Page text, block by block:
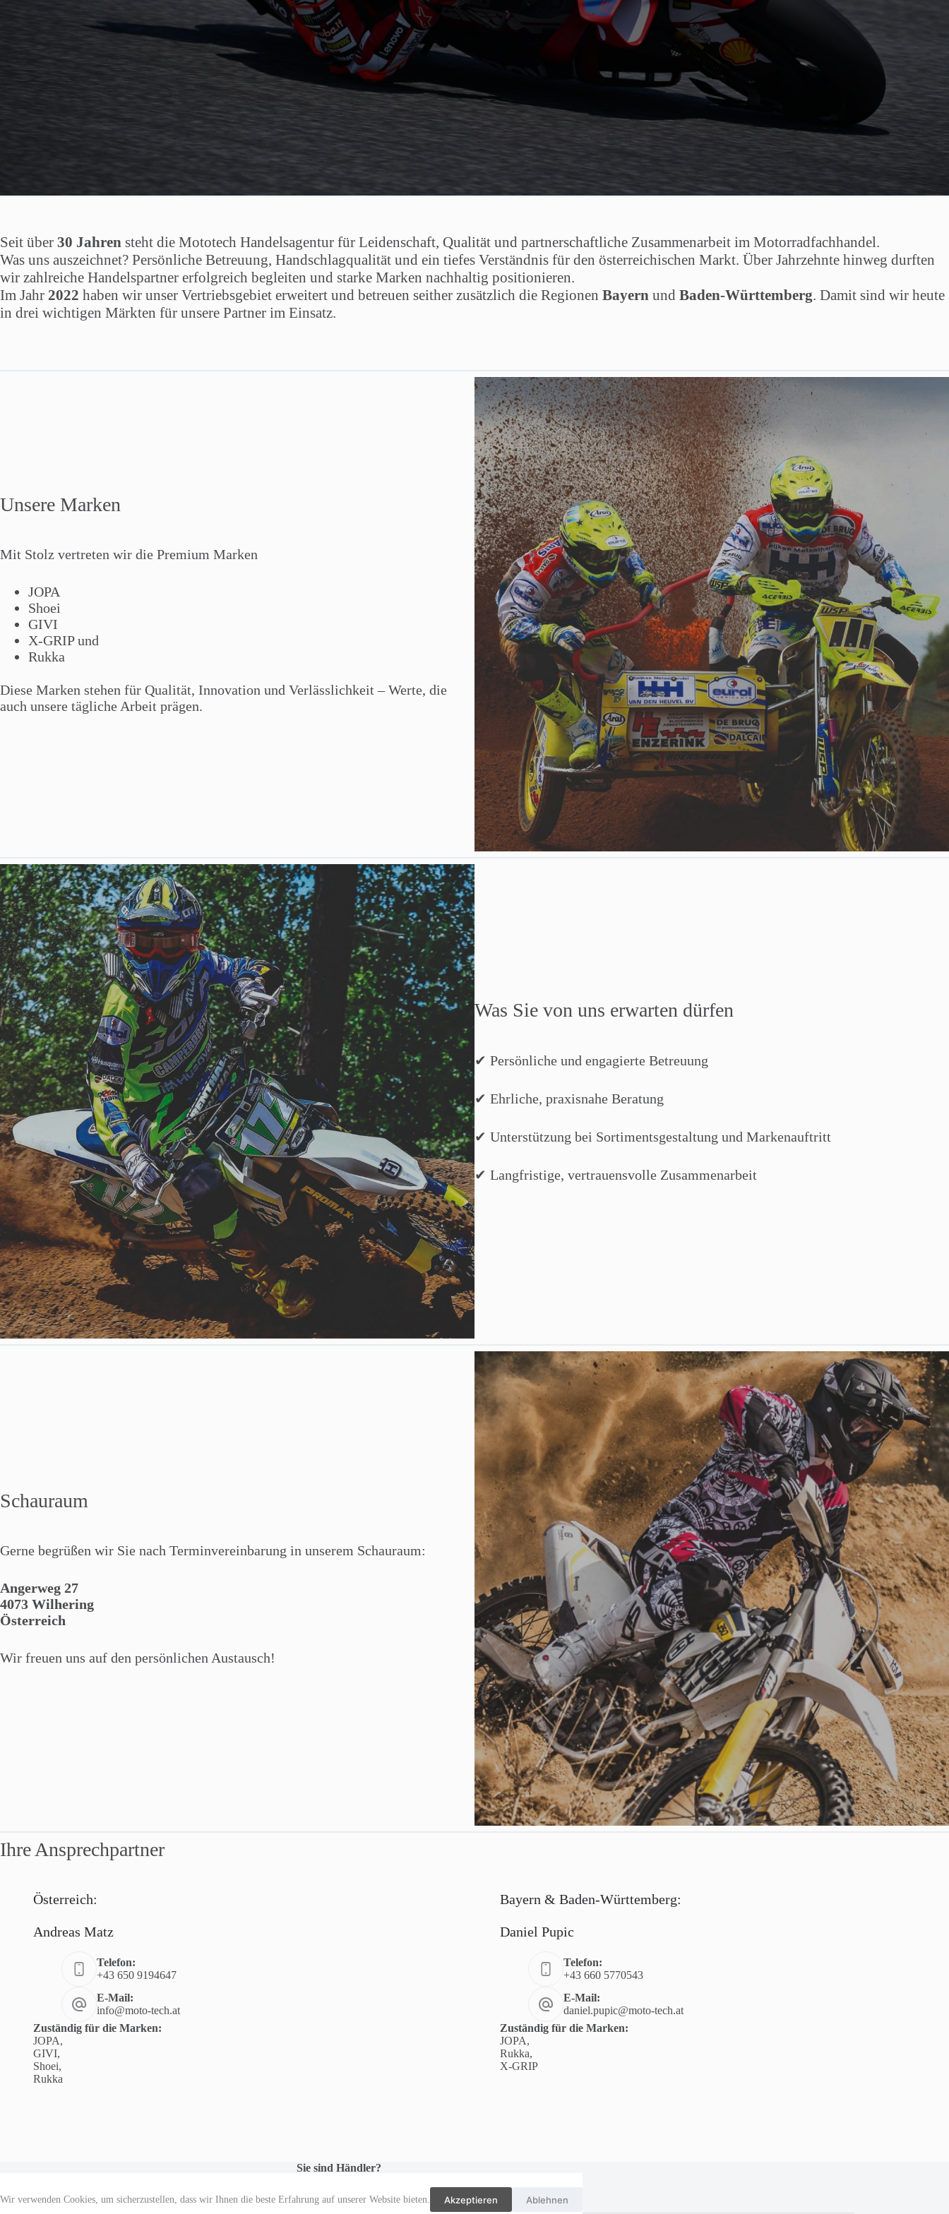
Wir verwenden Cookies, um sicherzustellen, dass wir Ihnen die beste Erfahrung auf unserer Website bieten. Akzeptieren Ablehnen
Seit über 30 Jahren steht die Mototech Handelsagentur für Leidenschaft, Qualität und partnerschaftliche Zusammenarbeit im Motorradfachhandel.
Was uns auszeichnet? Persönliche Betreuung, Handschlagqualität und ein tiefes Verständnis für den österreichischen Markt. Über Jahrzehnte hinweg durften
wir zahlreiche Handelspartner erfolgreich begleiten und starke Marken nachhaltig positionieren.
Im Jahr 2022 haben wir unser Vertriebsgebiet erweitert und betreuen seither zusätzlich die Regionen Bayern und Baden-Württemberg. Damit sind wir heute
in drei wichtigen Märkten für unsere Partner im Einsatz.
Unsere Marken
Mit Stolz vertreten wir die Premium Marken
JOPA
Shoei
GIVI
X-GRIP und
Rukka
Diese Marken stehen für Qualität, Innovation und Verlässlichkeit – Werte, die
auch unsere tägliche Arbeit prägen.
Was Sie von uns erwarten dürfen
✔ Persönliche und engagierte Betreuung
✔ Ehrliche, praxisnahe Beratung
✔ Unterstützung bei Sortimentsgestaltung und Markenauftritt
✔ Langfristige, vertrauensvolle Zusammenarbeit
Schauraum
Gerne begrüßen wir Sie nach Terminvereinbarung in unserem Schauraum:
Angerweg 27
4073 Wilhering
Österreich
Wir freuen uns auf den persönlichen Austausch!
Ihre Ansprechpartner
Österreich:
Andreas Matz
Telefon:
+43 650 9194647
E-Mail:
info@moto-tech.at
Zuständig für die Marken:
JOPA,
GIVI,
Shoei,
Rukka
Bayern & Baden-Württemberg:
Daniel Pupic
Telefon:
+43 660 5770543
E-Mail:
daniel.pupic@moto-tech.at
Zuständig für die Marken:
JOPA,
Rukka,
X-GRIP
Sie sind Händler?
Produkten? Kontaktieren Sie uns, wir zeigen Ihnen gerne
und unverbindlich unsere Musterkollektionen.